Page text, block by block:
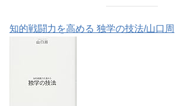
知的戦闘力を高める 独学の技法/山口周